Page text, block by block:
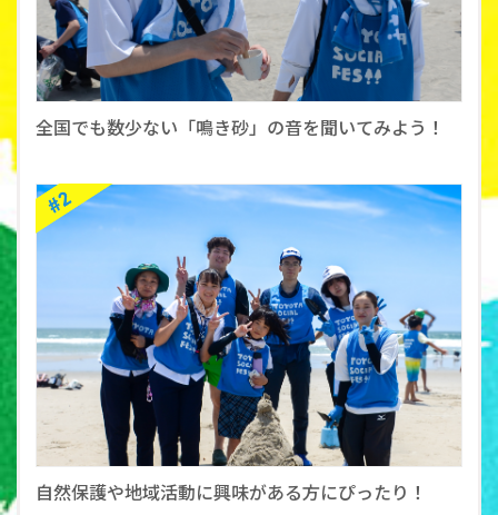
全国でも数少ない「鳴き砂」の音を聞いてみよう！
自然保護や地域活動に興味がある方にぴったり！